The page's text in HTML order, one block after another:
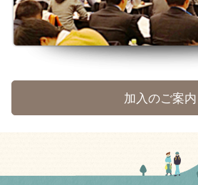
加入のご案内